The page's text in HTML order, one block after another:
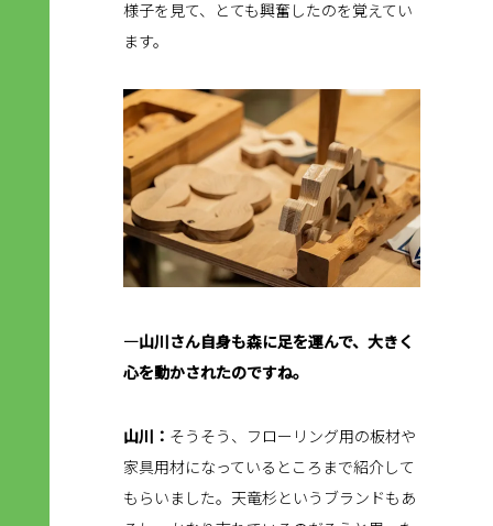
様子を見て、とても興奮したのを覚えてい
ます。
―山川さん自身も森に足を運んで、大きく
心を動かされたのですね。
山川： そうそう、フローリング用の板材や
家具用材になっているところまで紹介して
もらいました。天竜杉というブランドもあ